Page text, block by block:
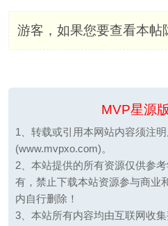
游客，如果您要查看本帖
MVP星源
1、转载或引用本网站内容须注
(www.mvpxo.com)。
2、本站提供的所有资源仅供参
有，禁止下载本站资源参与商业
内自行删除！
3、本站所有内容均由互联网收